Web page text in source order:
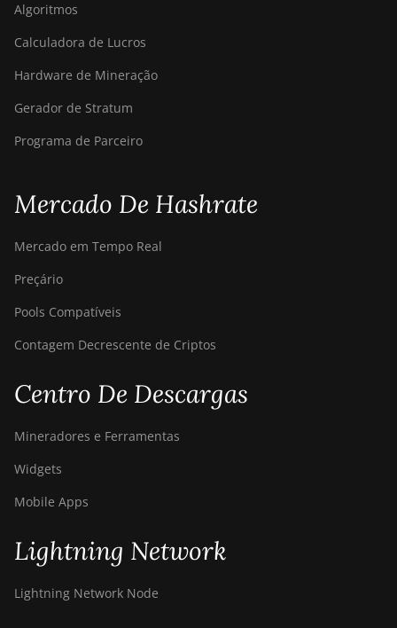
Algoritmos
Calculadora de Lucros
Hardware de Mineração
Gerador de Stratum
Programa de Parceiro
Mercado De Hashrate
Mercado em Tempo Real
Preçário
Pools Compatíveis
Contagem Decrescente de Criptos
Centro De Descargas
Mineradores e Ferramentas
Widgets
Mobile Apps
Lightning Network
Lightning Network Node